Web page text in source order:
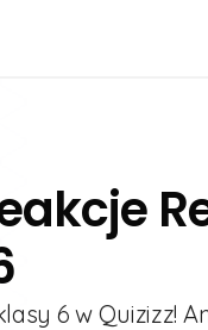
6 w Quizizz!